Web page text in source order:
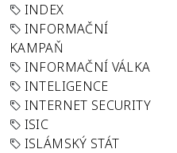
INDEX
INFORMAČNÍ
KAMPAŇ
INFORMAČNÍ VÁLKA
INTELIGENCE
INTERNET SECURITY
ISIC
ISLÁMSKÝ STÁT